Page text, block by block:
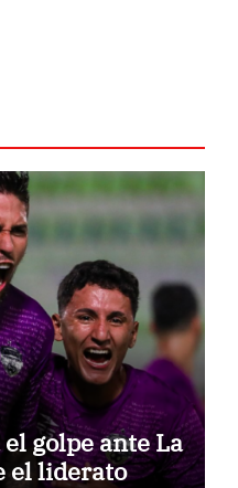
golpe ante La
el liderato